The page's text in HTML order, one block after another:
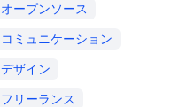
オープンソース
コミュニケーション
デザイン
フリーランス